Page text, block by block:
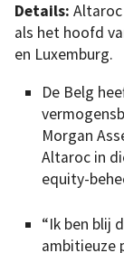
Details:
als het hoofd
en Luxemburg.
De Belg
Morgan
Altaroc in
equity-
“Ik ben blij
ambitieuze